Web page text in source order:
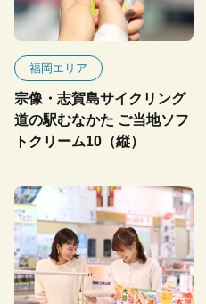
福岡エリア
宗像・志賀島サイクリング
道の駅むなかた ご当地ソフ
トクリーム10（縦）